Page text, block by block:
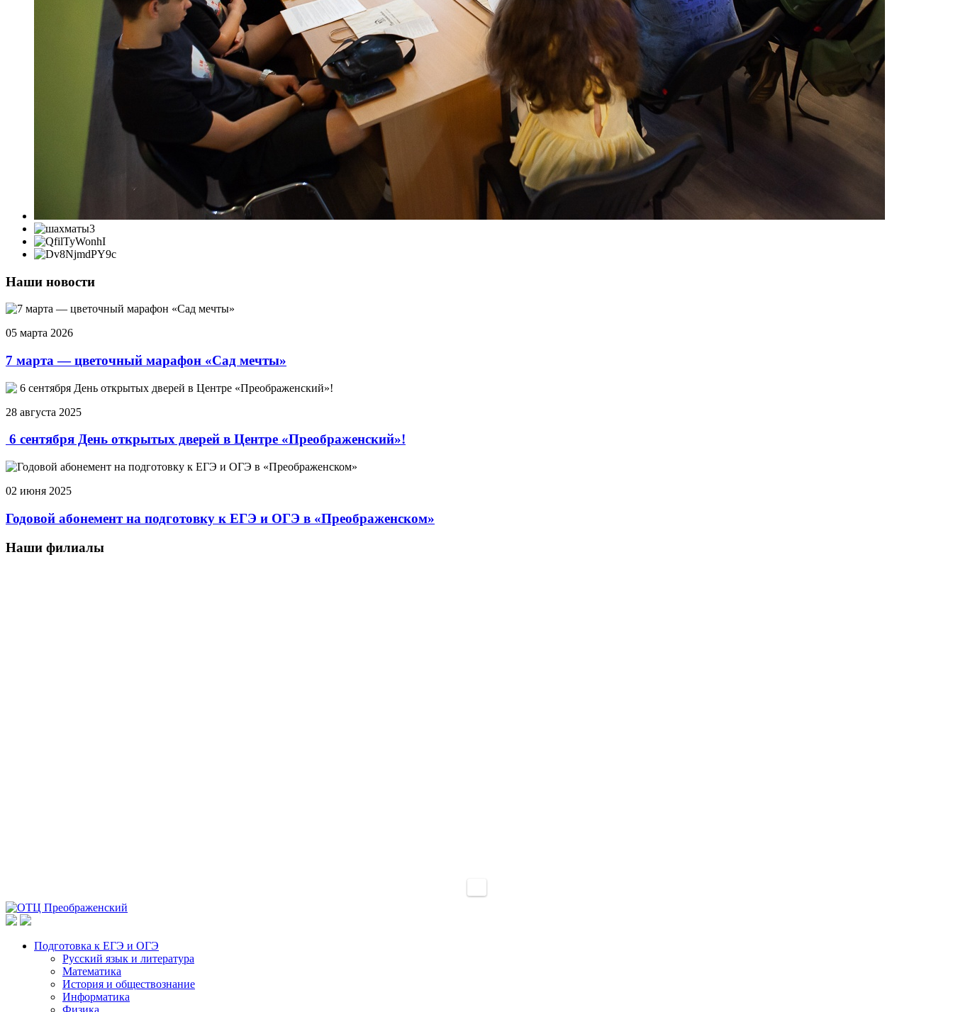
Наши новости
05 марта 2026
7 марта — цветочный марафон «Сад мечты»
28 августа 2025
6 сентября День открытых дверей в Центре «Преображенский»!
02 июня 2025
Годовой абонемент на подготовку к ЕГЭ и ОГЭ в «Преображенском»
Наши филиалы
Подготовка к ЕГЭ и ОГЭ
Русский язык и литература
Математика
История и обществознание
Информатика